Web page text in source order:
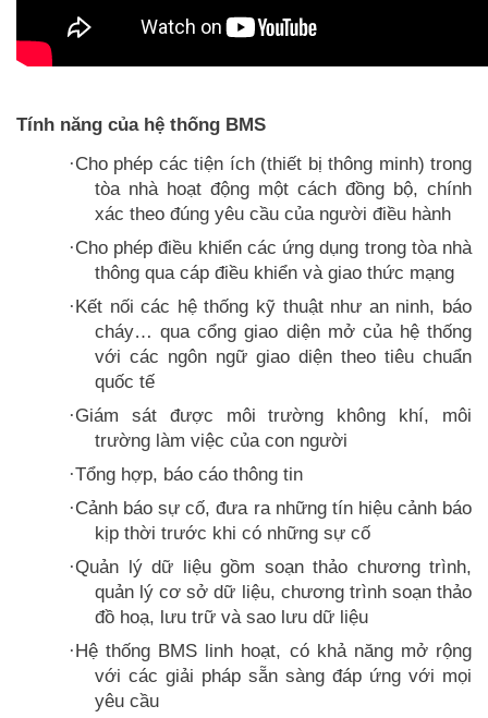
Tính năng của hệ thống BMS
·Cho phép các tiện ích (thiết bị thông minh) trong
tòa nhà hoạt động một cách đồng bộ, chính
xác theo đúng yêu cầu của người điều hành
·Cho phép điều khiển các ứng dụng trong tòa nhà
thông qua cáp điều khiển và giao thức mạng
·Kết nối các hệ thống kỹ thuật như an ninh, báo
cháy… qua cổng giao diện mở của hệ thống
với các ngôn ngữ giao diện theo tiêu chuẩn
quốc tế
·Giám sát được môi trường không khí, môi
trường làm việc của con người
·Tổng hợp, báo cáo thông tin
·Cảnh báo sự cố, đưa ra những tín hiệu cảnh báo
kịp thời trước khi có những sự cố
·Quản lý dữ liệu gồm soạn thảo chương trình,
quản lý cơ sở dữ liệu, chương trình soạn thảo
đồ hoạ, lưu trữ và sao lưu dữ liệu
·Hệ thống BMS linh hoạt, có khả năng mở rộng
với các giải pháp sẵn sàng đáp ứng với mọi
yêu cầu